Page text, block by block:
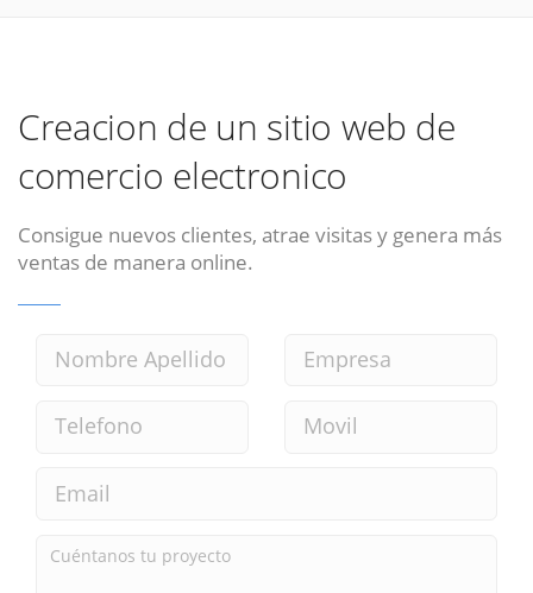
Creacion de un sitio web de
comercio electronico
Consigue nuevos clientes, atrae visitas y genera más
ventas de manera online.